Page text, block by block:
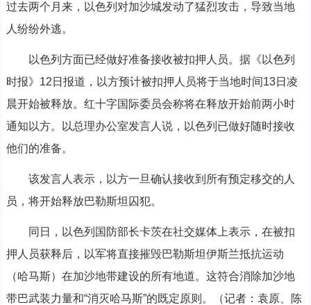
过去两个月来，以色列对加沙城发动了猛烈攻击，导致当地
人纷纷外逃。
以色列方面已经做好准备接收被扣押人员。据《以色列
时报》12日报道，以方预计被扣押人员将于当地时间13日凌
晨开始被释放。红十字国际委员会称将在释放开始前两小时
通知以方。以总理办公室发言人说，以色列已做好随时接收
他们的准备。
该发言人表示，以方一旦确认接收到所有预定移交的人
员，将开始释放巴勒斯坦囚犯。
同日，以色列国防部长卡茨在社交媒体上表示，在被扣
押人员获释后，以军将直接摧毁巴勒斯坦伊斯兰抵抗运动
（哈马斯）在加沙地带建设的所有地道。这符合消除加沙地
带巴武装力量和“消灭哈马斯”的既定原则。（记者：袁原、陈